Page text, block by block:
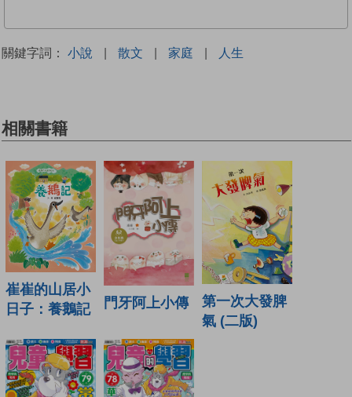
關鍵字詞： 小說 | 散文 | 家庭 | 人生
相關書籍
崔崔的山居小
日子：養鵝記
門牙阿上小傳
第一次大發脾
氣 (二版)